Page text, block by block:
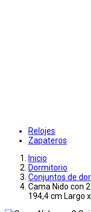
Relojes
Zapateros
Inicio
Dormitorio
Conjuntos de
Cama Nido con
194,4 cm Largo